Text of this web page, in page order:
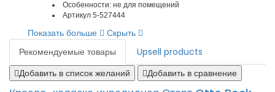
Особенности: не для помещений
Артикул 5-527444
Показать больше
Скрыть
Рекомендуемые товары
Upsell products
Добавить в список желаний
Добавить в сравнение